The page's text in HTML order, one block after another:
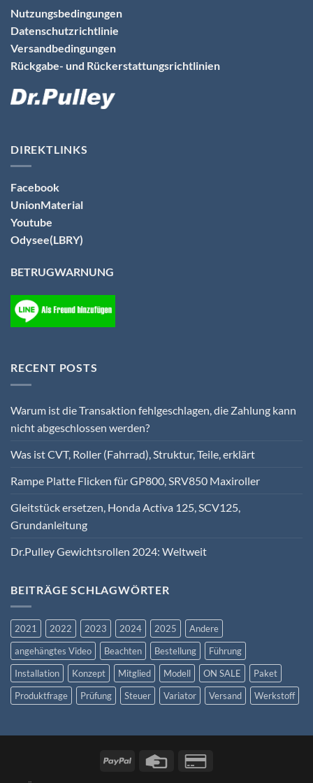
Nutzungsbedingungen
Datenschutzrichtlinie
Versandbedingungen
Rückgabe- und Rückerstattungsrichtlinien
DIREKTLINKS
Facebook
UnionMaterial
Youtube
Odysee(LBRY)
BETRUGWARNUNG
RECENT POSTS
Warum ist die Transaktion fehlgeschlagen, die Zahlung kann
nicht abgeschlossen werden?
Was ist CVT, Roller (Fahrrad), Struktur, Teile, erklärt
Rampe Platte Flicken für GP800, SRV850 Maxiroller
Gleitstück ersetzen, Honda Activa 125, SCV125,
Grundanleitung
Dr.Pulley Gewichtsrollen 2024: Weltweit
BEITRÄGE SCHLAGWÖRTER
2021 2022 2023 2024 2025
Andere
angehängtes Video
Beachten Bestellung
Führung
Installation
Konzept Mitglied Modell ON SALE
Paket
Produktfrage
Prüfung Steuer Variator Versand Werkstoff